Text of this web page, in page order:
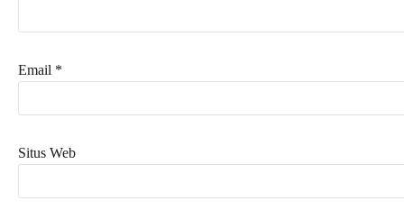
Email *
Situs Web